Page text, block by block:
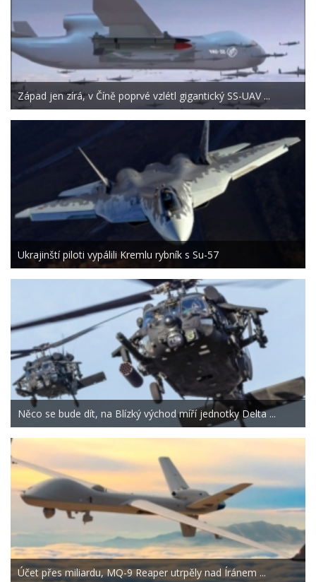
Západ jen zírá, v Číně poprvé vzlétl gigantický SS-UAV ...
Ukrajinští piloti vypálili Kremlu rybník s Su-57
Něco se bude dít, na Blízký východ míří jednotky Delta ...
Účet přes miliardu, MQ-9 Reaper utrpěly nad Íránem ...